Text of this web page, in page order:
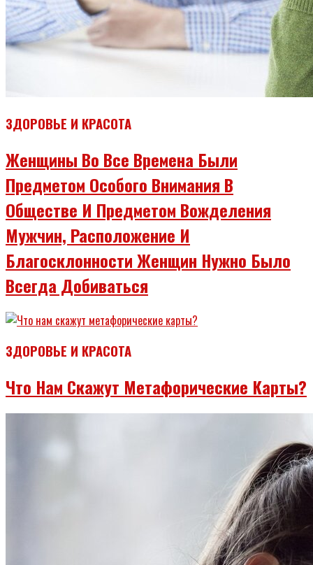
ЗДОРОВЬЕ И КРАСОТА
Женщины Во Все Времена Были
Предметом Особого Внимания В
Обществе И Предметом Вожделения
Мужчин, Расположение И
Благосклонности Женщин Нужно Было
Всегда Добиваться
ЗДОРОВЬЕ И КРАСОТА
Что Нам Скажут Метафорические Карты?